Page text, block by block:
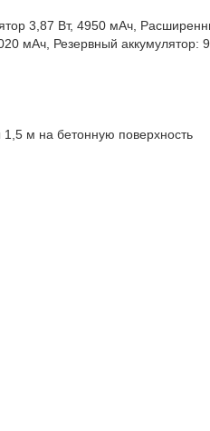
3,87 Вт, 4950 мАч,
мАч, Резервный аккумулятор:
м на бетонную поверхность